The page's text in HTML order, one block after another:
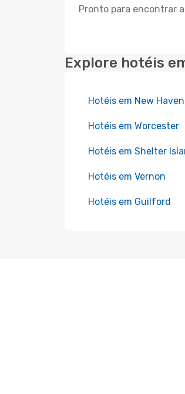
Pronto para encontrar
Explore hotéis
Hotéis em New Haven
Hotéis em Worcester
Hotéis em Shelter
Hotéis em Vernon
Hotéis em Guilford